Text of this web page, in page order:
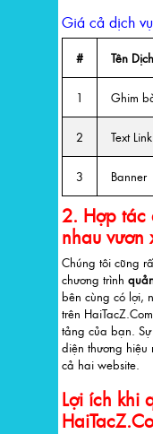
Giá cả dịch
# Tên
1 Ghim
2 Text Link
3 Banner
2. Hợp tác
nhau vươn
Chúng tôi cũng
chương trình
bên cùng có lợi,
trên
tảng của bạn.
diện thương hiệu
cả hai website.
Lợi ích khi